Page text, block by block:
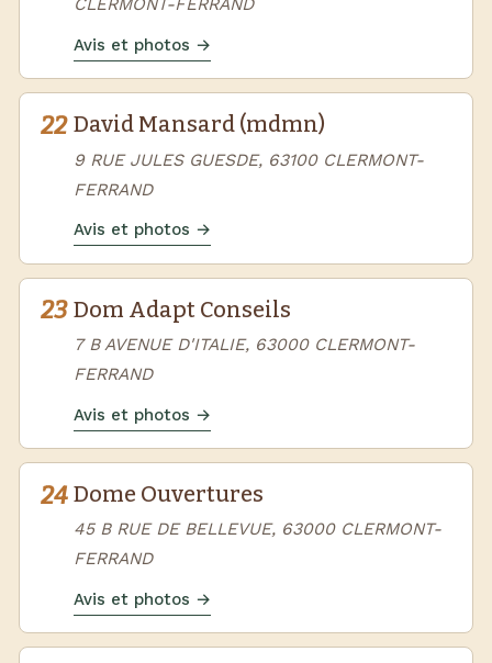
Avis et photos →
22 David Mansard (mdmn)
9 RUE JULES GUESDE, 63100 CLERMONT-
FERRAND
Avis et photos →
23 Dom Adapt Conseils
7 B AVENUE D'ITALIE, 63000 CLERMONT-
FERRAND
Avis et photos →
24 Dome Ouvertures
45 B RUE DE BELLEVUE, 63000 CLERMONT-
FERRAND
Avis et photos →